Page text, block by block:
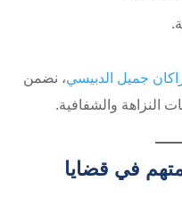
جميل الدبيسي، نضمن
النزاهة والشفافية.
في قضايا